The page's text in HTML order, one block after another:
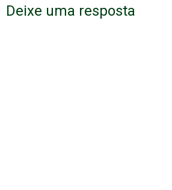
Deixe uma resposta